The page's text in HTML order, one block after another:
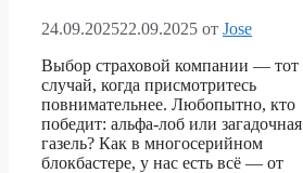
24.09.202522.09.2025 от Jose
Выбор страховой компании — тот
случай, когда присмотритесь
повнимательнее. Любопытно, кто
победит: альфа-лоб или загадочная
газель? Как в многосерийном
блокбастере, у нас есть всё — от